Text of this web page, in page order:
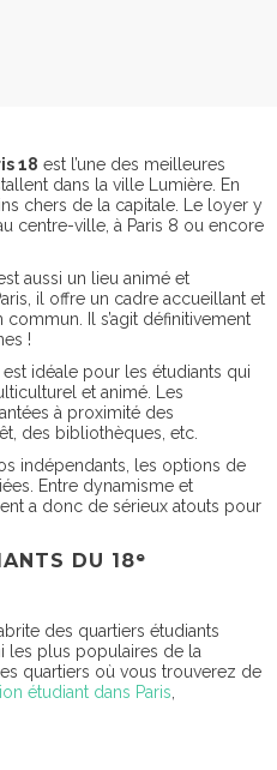
18 est l’une des meilleures
dans la ville Lumière. En
chers de la capitale. Le loyer y
centre-ville, à Paris 8 ou encore
aussi un lieu animé et
il offre un cadre accueillant et
Il s’agit définitivement
!
idéale pour les étudiants qui
et animé. Les
à proximité des
des bibliothèques, etc.
indépendants, les options de
Entre dynamisme et
a donc de sérieux atouts pour
DU 18ᵉ
des quartiers étudiants
les plus populaires de la
quartiers où vous trouverez de
étudiant dans Paris,